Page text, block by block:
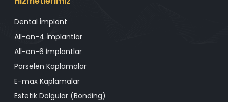
Dental İmplant
All-on-4 İmplantlar
All-on-6 İmplantlar
Porselen Kaplamalar
E-max Kaplamalar
Estetik Dolgular (Bonding)